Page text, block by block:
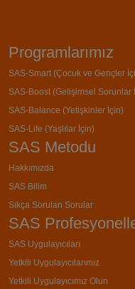
Programlarımız
SAS-Smart (Çocuk ve Gençler
SAS-Boost (Gelişimsel Sorunlar
SAS-Balance (Yetişkinler İçin)
SAS-Life (Yaşlılar İçin)
SAS Metodu
Hakkımızda
SAS Bilim
Sıkça Sorulan Sorular
SAS
SAS Uygulayıcıları
Yetkili Uygulayıcılarımız
Yetkili Uygulayıcımız Olun